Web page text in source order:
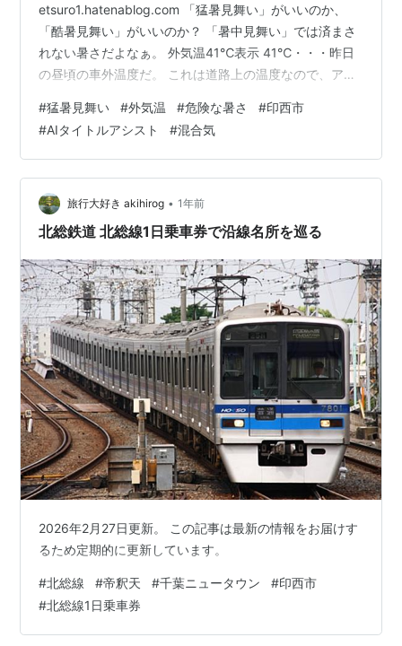
etsuro1.hatenablog.com 「猛暑見舞い」がいいのか、
「酷暑見舞い」がいいのか？ 「暑中見舞い」では済まさ
れない暑さだよなぁ。 外気温41℃表示 41℃・・・昨日
の昼頃の車外温度だ。 これは道路上の温度なので、アス
が、歩道には歩行者がいたので、そのような温度下にあ
るのだ。凄い高温状態の中、帽子も被らず日傘もささず
に歩いている人もいる。 天気予報では「危険な暑
さ・・・」と盛んに言われる。この状態で、36.5℃とい
う体温を保てるのだろうか？と、思いはする。その為
に、余計な体力を消耗す…
#猛暑見舞い #外気温 #危険な暑さ #印西市
#AIタイトルアシスト #混合気
旅行大好き akihirog • 1年前
北総鉄道 北総線1日乗車券で沿線名所を巡る
2026年2月27日更新。 この記事は最新の情報をお届けす
るため定期的に更新しています。
#北総線 #帝釈天 #千葉ニュータウン #印西市
#北総線1日乗車券